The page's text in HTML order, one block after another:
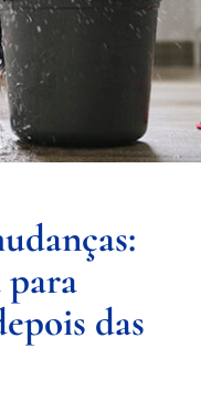
para
das